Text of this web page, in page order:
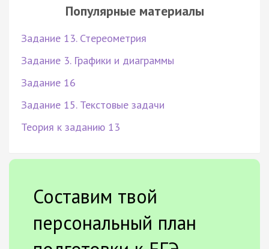
Популярные материалы
Задание 13. Стереометрия
Задание 3. Графики и диаграммы
Задание 16
Задание 15. Текстовые задачи
Теория к заданию 13
Составим твой
персональный план